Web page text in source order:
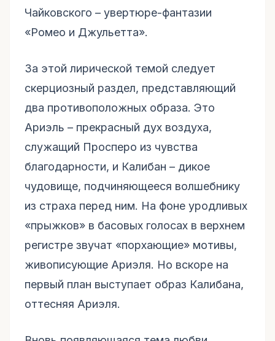
Чайковского – увертюре-фантазии
«Ромео и Джульетта».
За этой лирической темой следует
скерциозный раздел, представляющий
два противоположных образа. Это
Ариэль – прекрасный дух воздуха,
служащий Просперо из чувства
благодарности, и Калибан – дикое
чудовище, подчиняющееся волшебнику
из страха перед ним. На фоне уродливых
«прыжков» в басовых голосах в верхнем
регистре звучат «порхающие» мотивы,
живописующие Ариэля. Но вскоре на
первый план выступает образ Калибана,
оттесняя Ариэля.